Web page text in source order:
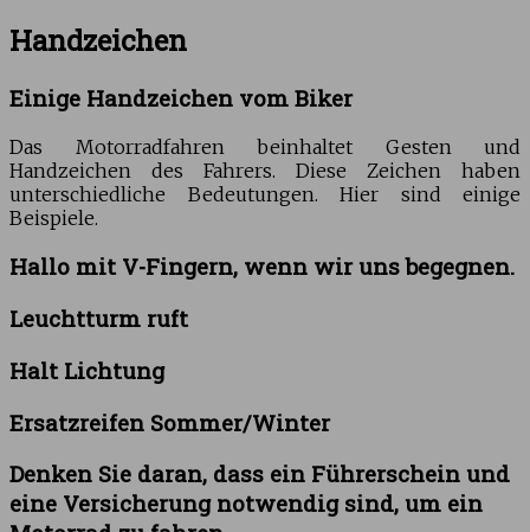
Handzeichen
Einige Handzeichen vom Biker
Das Motorradfahren beinhaltet Gesten und
Handzeichen des Fahrers. Diese Zeichen haben
unterschiedliche Bedeutungen. Hier sind einige
Beispiele.
Hallo mit V-Fingern, wenn wir uns begegnen.
Leuchtturm ruft
Halt Lichtung
Ersatzreifen Sommer/Winter
Denken Sie daran, dass ein Führerschein und
eine Versicherung notwendig sind, um ein